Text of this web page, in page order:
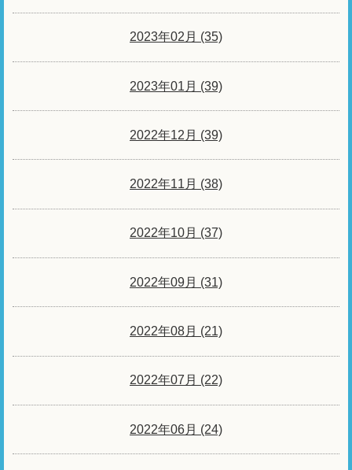
2023年02月 (35)
2023年01月 (39)
2022年12月 (39)
2022年11月 (38)
2022年10月 (37)
2022年09月 (31)
2022年08月 (21)
2022年07月 (22)
2022年06月 (24)